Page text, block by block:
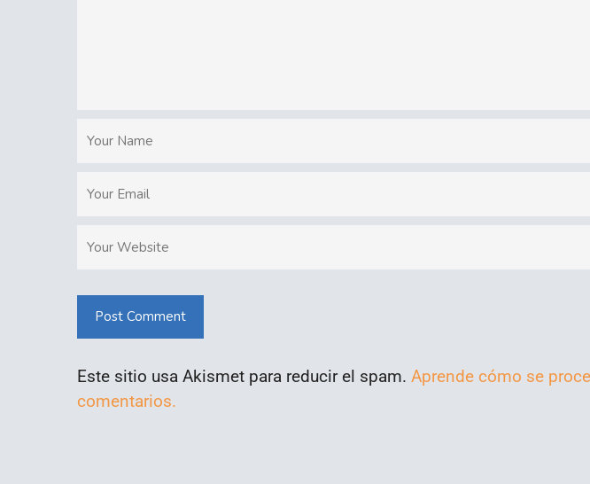
Post Comment
Este sitio usa Akismet para reducir el spam. Aprende cómo se
comentarios.